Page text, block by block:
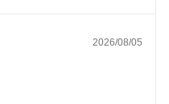
2026/08/05